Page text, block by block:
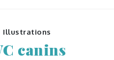
Illustrations
canins